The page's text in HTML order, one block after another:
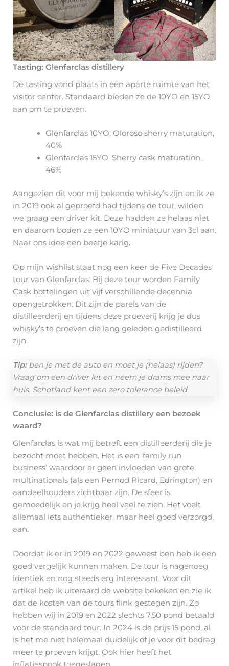
Tasting: Glenfarclas distillery
De tasting vond plaats in een aparte ruimte van het
visitor center. Standaard bieden ze de 10YO en 15YO
aan om te proeven.
Glenfarclas 10YO, Oloroso sherry maturation,
40%
Glenfarclas 15YO, Sherry cask maturation,
46%
Aangezien dit voor mij bekende whisky’s zijn en ik ze
in 2019 ook al geproefd had tijdens de tour, wilden
we graag een driver kit. Deze hadden ze helaas niet
en daarom boden ze een 10YO miniatuur van 3cl aan.
Naar ons idee een beetje karig.
Op mijn wishlist staat nog een keer de Five Decades
tour van Glenfarclas. Bij deze tour worden Family
Cask bottelingen uit vijf verschillende decennia
opengetrokken. Dit zijn de parels van de
distilleerderij en tijdens deze proeverij krijg je dus
whisky’s te proeven die lang geleden gedistilleerd
zijn.
Tip:ben je met de auto en moet je (helaas) rijden?
Vraag om een driver kit en neem je drams mee naar
huis. Schotland kent een zero tolerance beleid.
Conclusie: is de Glenfarclas distillery een bezoek
waard?
Glenfarclas is wat mij betreft een distilleerderij die je
bezocht moet hebben. Het is een ‘family run
business’ waardoor er geen invloeden van grote
multinationals (als een Pernod Ricard, Edrington) en
aandeelhouders zichtbaar zijn. De sfeer is
gemoedelijk en je krijg heel veel te zien. Het voelt
allemaal iets authentieker, maar heel goed verzorgd,
aan.
Doordat ik er in 2019 en 2022 geweest ben heb ik een
goed vergelijk kunnen maken. De tour is nagenoeg
identiek en nog steeds erg interessant. Voor dit
artikel heb ik uiteraard de website bekeken en zie ik
dat de kosten van de tours flink gestegen zijn. Zo
hebben wij in 2019 en 2022 slechts 7,50 pond betaald
voor de standaard tour. In 2024 is de prijs 15 pond, al
is het me niet helemaal duidelijk of je voor dit bedrag
meer te proeven krijgt. Ook hier heeft het